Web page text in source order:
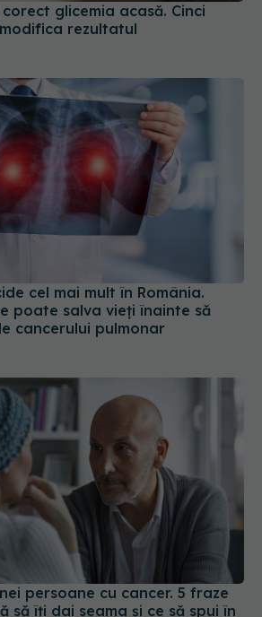
cel mai mult în România.
poate salva vieți înainte să
cancerului pulmonar
persoane cu cancer. 5 fraze
să îți dai seama și ce să spui în